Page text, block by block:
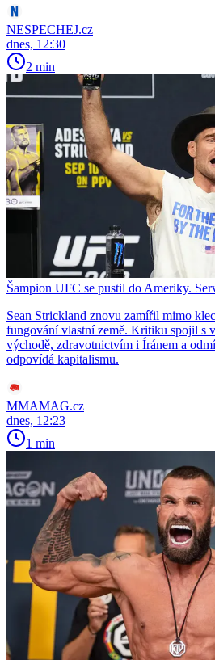
NESPECHEJ.cz
dnes, 12:30
2 min
Šampion UFC se pustil do Ameriky.
Sean Strickland znovu zamířil mimo
fungování vlastní země. Kritiku spojil s
východě, zdravotnictvím i Íránem a
odpovídá kapitalismu.
MMAMAG.cz
dnes, 12:23
1 min